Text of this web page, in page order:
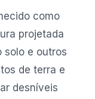
como
projetada
solo e outros
de terra e
desníveis